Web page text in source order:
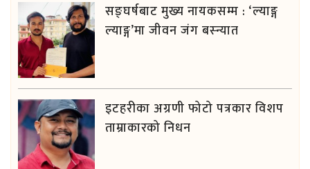
सङ्घर्षबाट मुख्य नायकसम्म : ‘ल्याङ्ग
ल्याङ्ग’मा जीवन जंग बस्न्यात
इटहरीका अग्रणी फोटो पत्रकार विशप
ताम्राकारको निधन